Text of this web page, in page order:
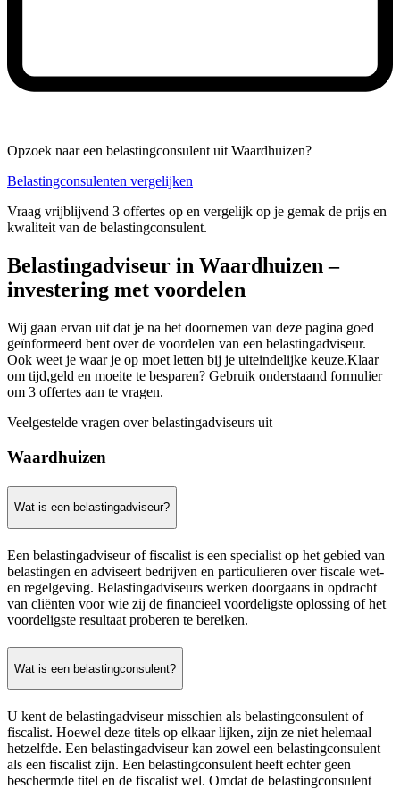
Opzoek naar een belastingconsulent uit Waardhuizen?
Belastingconsulenten vergelijken
Vraag vrijblijvend 3 offertes op en vergelijk op je gemak de prijs en
kwaliteit van de belastingconsulent.
Belastingadviseur in Waardhuizen –
investering met voordelen
Wij gaan ervan uit dat je na het doornemen van deze pagina goed
geïnformeerd bent over de voordelen van een belastingadviseur.
Ook weet je waar je op moet letten bij je uiteindelijke keuze.Klaar
om tijd,geld en moeite te besparen? Gebruik onderstaand formulier
om 3 offertes aan te vragen.
Veelgestelde vragen over belastingadviseurs uit
Waardhuizen
Wat is een belastingadviseur?
Een belastingadviseur of fiscalist is een specialist op het gebied van
belastingen en adviseert bedrijven en particulieren over fiscale wet-
en regelgeving. Belastingadviseurs werken doorgaans in opdracht
van cliënten voor wie zij de financieel voordeligste oplossing of het
voordeligste resultaat proberen te bereiken.
Wat is een belastingconsulent?
U kent de belastingadviseur misschien als belastingconsulent of
fiscalist. Hoewel deze titels op elkaar lijken, zijn ze niet helemaal
hetzelfde. Een belastingadviseur kan zowel een belastingconsulent
als een fiscalist zijn. Een belastingconsulent heeft echter geen
beschermde titel en de fiscalist wel. Omdat de belastingconsulent